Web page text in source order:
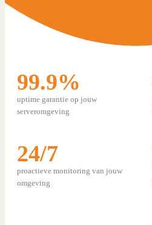
99.9%
uptime garantie op jouw
serveromgeving
24/7
proactieve monitoring van jouw
omgeving